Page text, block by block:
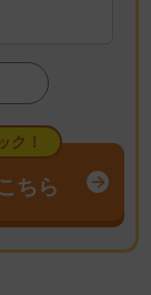
ク！
ちら